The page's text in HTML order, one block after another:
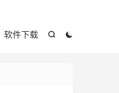


软件下载